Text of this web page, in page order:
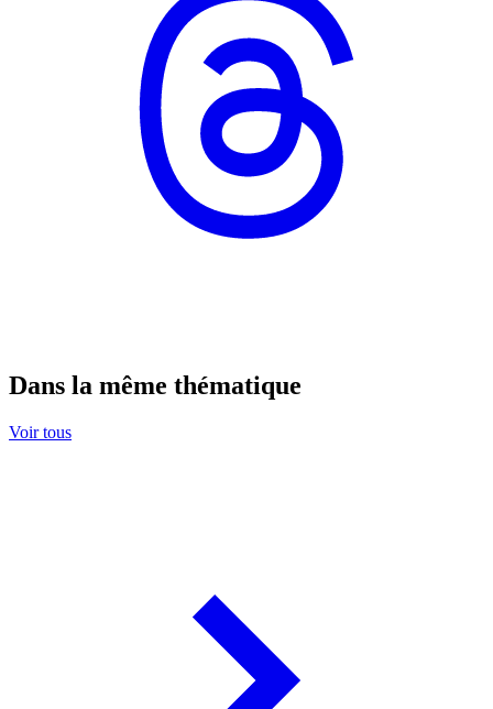
Dans la même thématique
Voir tous